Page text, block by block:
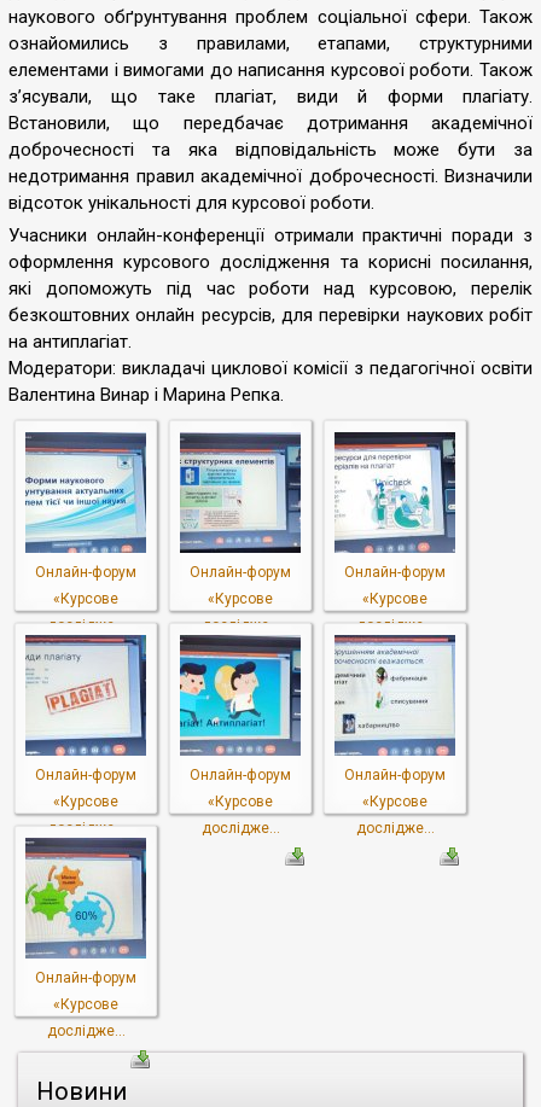
Новини
наукового обґрунтування проблем соціальної сфери. Також
ознайомились з правилами, етапами, структурними
елементами і вимогами до написання курсової роботи. Також
з’ясували, що таке плагіат, види й форми плагіату.
Встановили, що передбачає дотримання академічної
доброчесності та яка відповідальність може бути за
недотримання правил академічної доброчесності. Визначили
відсоток унікальності для курсової роботи.
Учасники онлайн-конференції отримали практичні поради з
оформлення курсового дослідження та корисні посилання,
які допоможуть під час роботи над курсовою, перелік
безкоштовних онлайн ресурсів, для перевірки наукових робіт
на антиплагіат.
Модератори: викладачі циклової комісії з педагогічної освіти
Валентина Винар і Марина Репка.
Онлайн-форум
«Курсове
дослідже...
Онлайн-форум
«Курсове
дослідже...
Онлайн-форум
«Курсове
дослідже...
Онлайн-форум
«Курсове
дослідже...
Онлайн-форум
«Курсове
дослідже...
Онлайн-форум
«Курсове
дослідже...
Онлайн-форум
«Курсове
дослідже...